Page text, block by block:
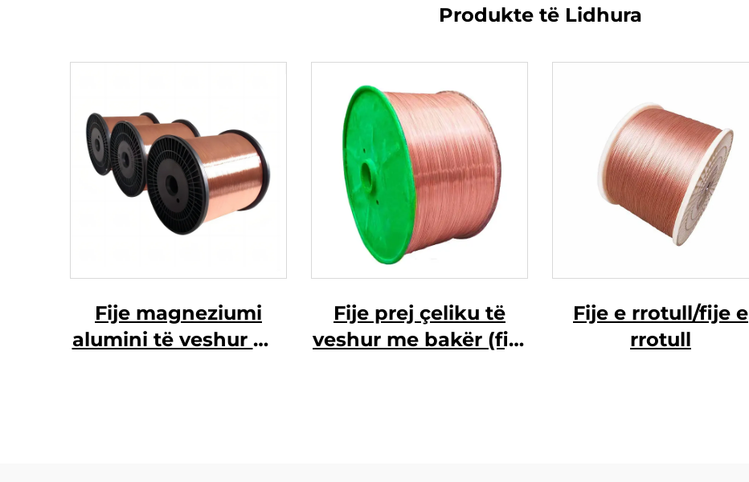
Produkte të Lidhura
Fije magneziumi
alumini të veshur me
Fije prej çeliku të
veshur me bakër (fije
Fije e rrotull/fije e
rrotull